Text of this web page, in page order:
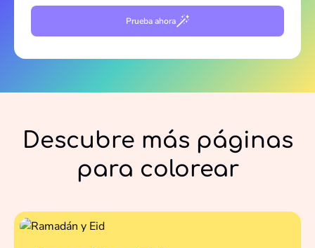
Prueba ahora
Descubre más páginas
para colorear